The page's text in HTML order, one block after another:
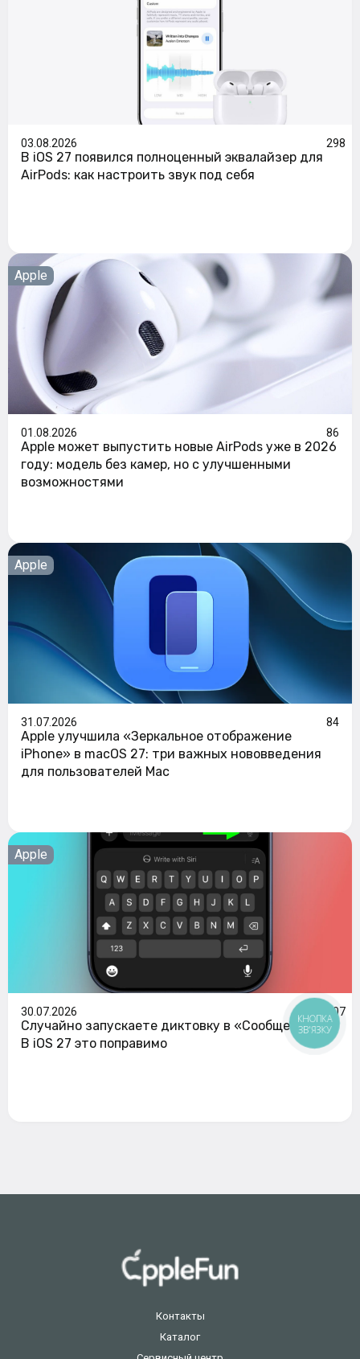
03.08.2026 298
В iOS 27 появился полноценный эквалайзер для
AirPods: как настроить звук под себя
Apple
01.08.2026 86
Apple может выпустить новые AirPods уже в 2026
году: модель без камер, но с улучшенными
возможностями
Apple
31.07.2026 84
Apple улучшила «Зеркальное отображение
iPhone» в macOS 27: три важных нововведения
для пользователей Mac
Apple
30.07.2026 107
Случайно запускаете диктовку в «Сообщениях»?
В iOS 27 это поправимо
Контакты
Каталог
КНОПКА
ЗВ'ЯЗКУ